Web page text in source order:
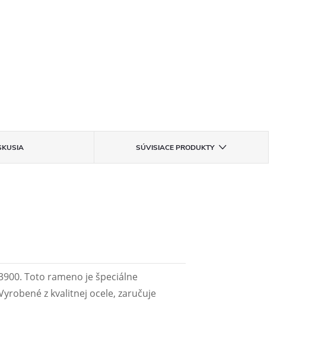
SÚVISIACE PRODUKTY
Toto rameno je špeciálne
z kvalitnej ocele, zaručuje